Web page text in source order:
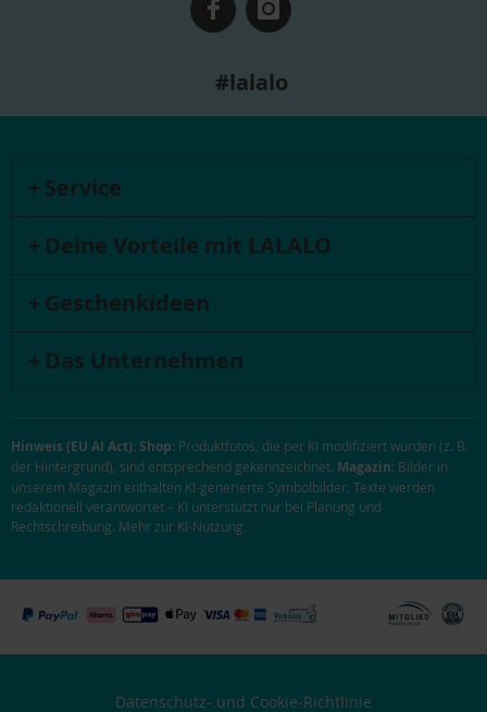
#lalalo
Service
Deine Vorteile mit LALALO
Geschenkideen
Das Unternehmen
Hinweis (EU AI Act):Shop: Produktfotos, die per KI modifiziert wurden (z. B.
der Hintergrund), sind entsprechend gekennzeichnet. Magazin: Bilder in
unserem Magazin enthalten KI-generierte Symbolbilder. Texte werden
redaktionell verantwortet – KI unterstützt nur bei Planung und
Rechtschreibung. Mehr zur KI-Nutzung.
Datenschutz- und Cookie-Richtlinie